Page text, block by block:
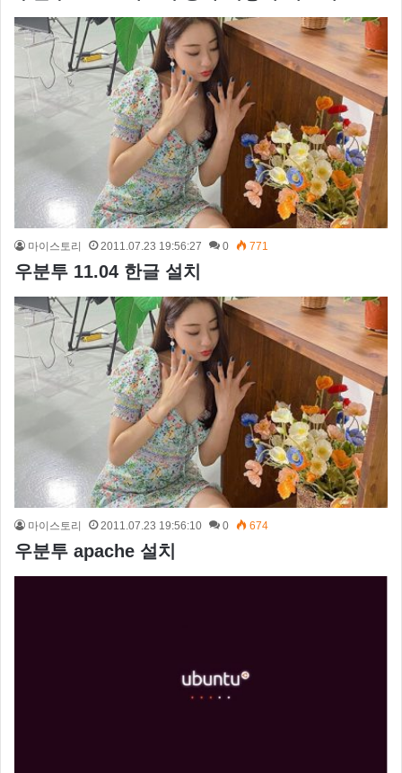
마이스토리 2011.07.23 19:56:27 0 771
우분투 11.04 한글 설치
마이스토리 2011.07.23 19:56:10 0 674
우분투 apache 설치